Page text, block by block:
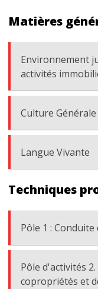
Matières
Environnement
activités
Culture
Langue Vivante
Techniques
Pôle 1 :
Pôle d'activités
copropriétés et